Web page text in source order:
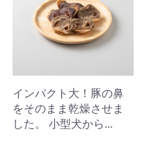
インパクト大！豚の鼻
をそのまま乾燥させま
した。 小型犬から...